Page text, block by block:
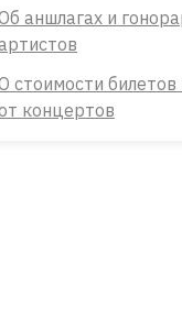
аншлагах и
стоимости
концертов